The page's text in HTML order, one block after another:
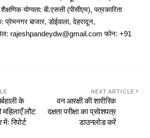
योग्यता: बी.एससी (पीसीएम), पत्रकारिता
बाजार, डोईवाला, देहरादून,
rajeshpandeydw@gmail.com फोन: +91
के
महिलाएँ लौट
रिपोर्ट
NEXT ARTICLE
वन आरक्षी की शारीरिक
दक्षता परीक्षा का प्रवेशपत्र
डाउनलोड करें